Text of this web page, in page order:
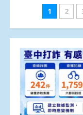
文
章
分
頁
1 2